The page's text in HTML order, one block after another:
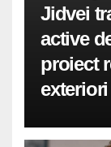
Jidvei
active
proiect